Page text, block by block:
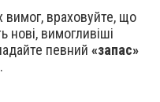
вимог, враховуйте, що
вимогливіші
певний «запас»